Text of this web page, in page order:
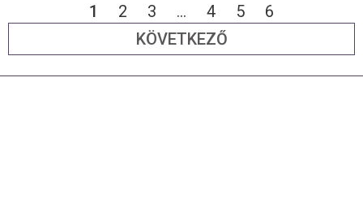
1
2 3 ... 4 5
6
KÖVETKEZŐ